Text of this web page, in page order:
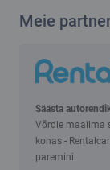
Meie
Säästa
Võrdle maailma
kohas -
paremini.